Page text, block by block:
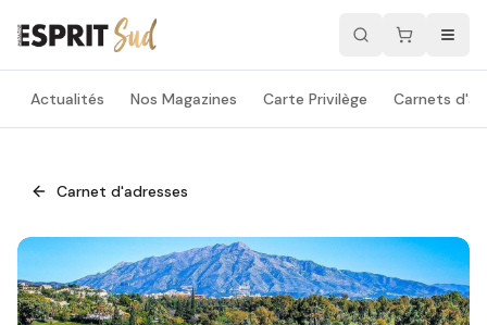
Actualités Nos Magazines Carte Privilège Carnets
Carnet d'adresses